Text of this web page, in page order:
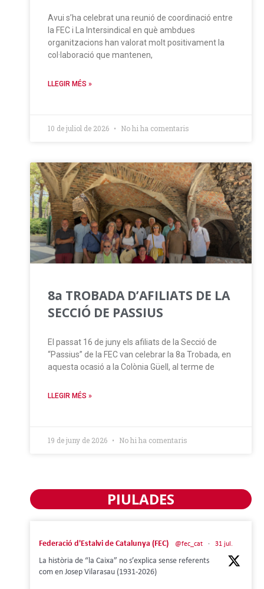
Avui s’ha celebrat una reunió de coordinació entre
la FEC i La Intersindical en què ambdues
organitzacions han valorat molt positivament la
col·laboració que mantenen,
LLEGIR MÉS »
10 de juliol de 2026 No hi ha comentaris
8a TROBADA D’AFILIATS DE LA
SECCIÓ DE PASSIUS
El passat 16 de juny els afiliats de la Secció de
“Passius” de la FEC van celebrar la 8a Trobada, en
aquesta ocasió a la Colònia Güell, al terme de
LLEGIR MÉS »
19 de juny de 2026 No hi ha comentaris
PIULADES
Federació d'Estalvi de Catalunya (FEC) @fec_cat · 31 jul.
La història de “la Caixa” no s’explica sense referents
com en Josep Vilarasau (1931-2026)